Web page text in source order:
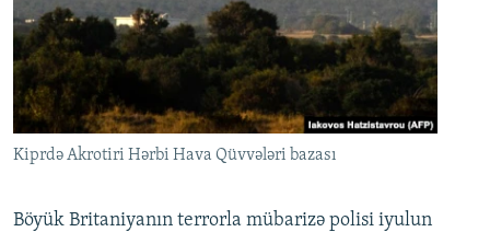
Kiprdə Akrotiri Hərbi Hava Qüvvələri bazası
Böyük Britaniyanın terrorla mübarizə polisi iyulun